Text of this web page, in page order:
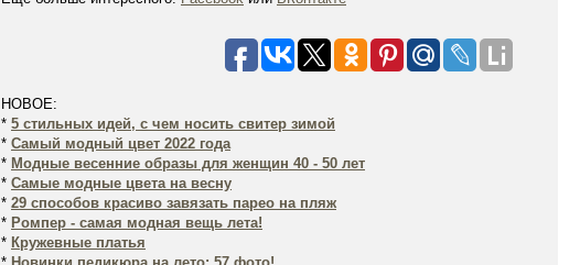
НОВОЕ:
* 5 стильных идей, с чем носить свитер зимой
* Самый модный цвет 2022 года
* Модные весенние образы для женщин 40 - 50 лет
* Самые модные цвета на весну
* 29 способов красиво завязать парео на пляж
* Ромпер - самая модная вещь лета!
* Кружевные платья